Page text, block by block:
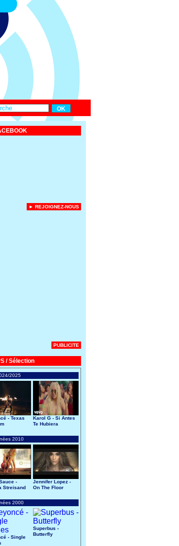
► REJOIGNEZ-NOUS
PUBLICITE
/ Sélection
2025
- Texas
Karol G - Si Antes
Te Hubiera
2010
-
Streisand
Jennifer Lopez -
On The Floor
2000
- Single
Superbus -
Butterfly